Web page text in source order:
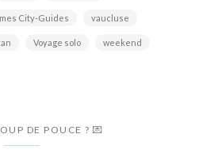
City-Guides vaucluse
Voyage solo weekend
DE POUCE ? 💌